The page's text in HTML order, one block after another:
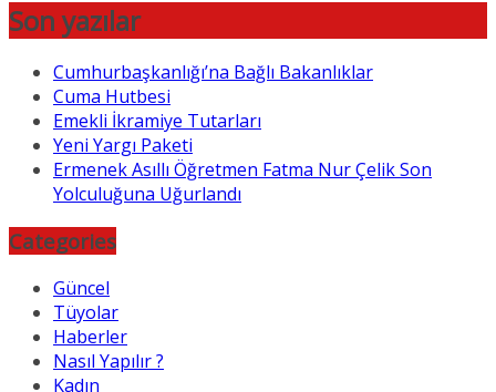
Son yazılar
Cumhurbaşkanlığı’na Bağlı Bakanlıklar
Cuma Hutbesi
Emekli İkramiye Tutarları
Yeni Yargı Paketi
Ermenek Asıllı Öğretmen Fatma Nur Çelik Son
Yolculuğuna Uğurlandı
Categories
Güncel
Tüyolar
Haberler
Nasıl Yapılır ?
Kadın